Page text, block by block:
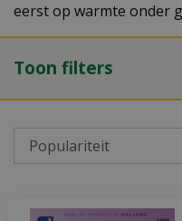
eerst op warmte onder
Toon filters